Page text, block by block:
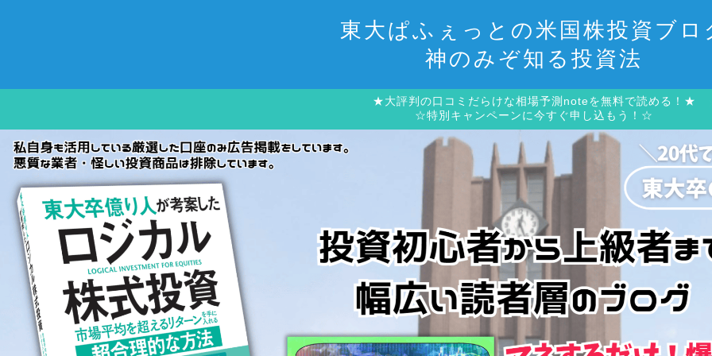
東大ぱふぇっとの米国株投資ブロ
神のみぞ知る投資法
★大評判の口コミだらけな相場予測noteを無料で読める！★
☆特別キャンペーンに今すぐ申し込もう！☆